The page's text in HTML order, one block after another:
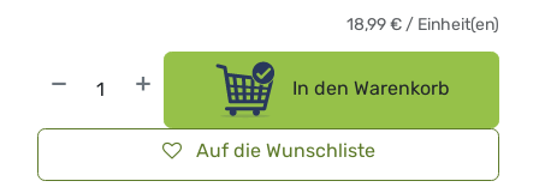
In den Warenkorb
Auf die Wunschliste
18,99€ / Einheit(en)